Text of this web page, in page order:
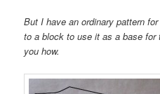
But I have an ordinary pattern
to a block to use it as a base for
you how.